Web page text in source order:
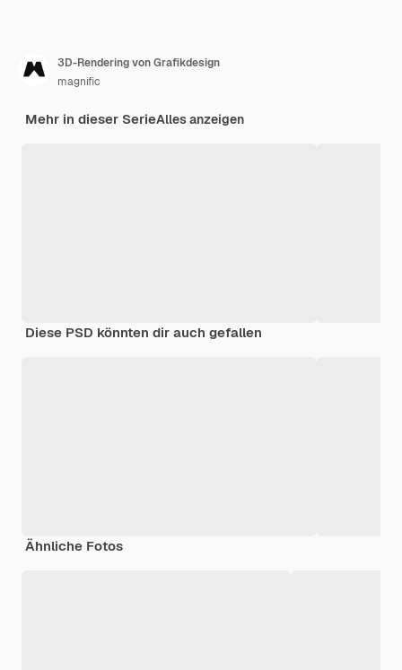
3D-Rendering von Grafikdesign
magnific
Mehr in dieser SerieAlles anzeigen
Diese PSD könnten dir auch gefallen
Ähnliche Fotos